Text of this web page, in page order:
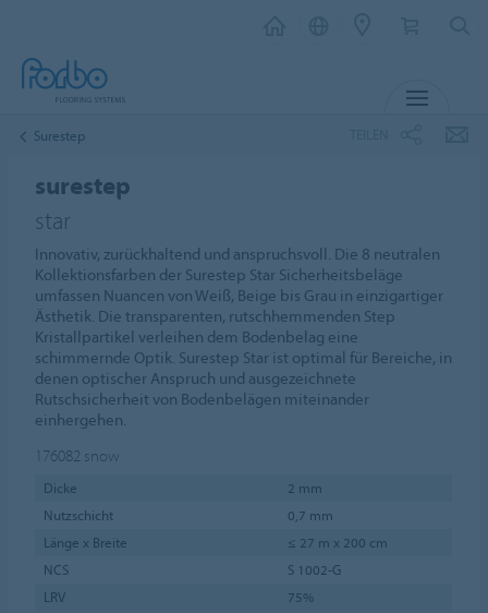
Surestep
surestep
star
Innovativ, zurückhaltend und anspruchsvoll. Die 8 neutralen
Kollektionsfarben der Surestep Star Sicherheitsbeläge
umfassen Nuancen von Weiß, Beige bis Grau in einzigartiger
Ästhetik. Die transparenten, rutschhemmenden Step
Kristallpartikel verleihen dem Bodenbelag eine
schimmernde Optik. Surestep Star ist optimal für Bereiche, in
denen optischer Anspruch und ausgezeichnete
Rutschsicherheit von Bodenbelägen miteinander
einhergehen.
176082 snow
Dicke
2 mm
Nutzschicht
0,7 mm
Länge x Breite
≤ 27 m x 200 cm
NCS
S 1002-G
LRV
75%